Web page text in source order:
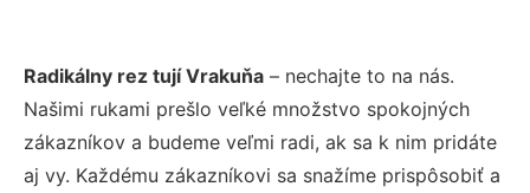
Radikálny rez tují Vrakuňa – nechajte to na nás.
Našimi rukami prešlo veľké množstvo spokojných
zákazníkov a budeme veľmi radi, ak sa k nim pridáte
aj vy. Každému zákazníkovi sa snažíme prispôsobiť a